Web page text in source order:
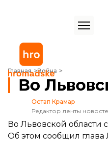
Главная Война
Во Львовской области
Во
Остап Крамар
Редактор ленты
Во Львовской области
Об этом сообщил